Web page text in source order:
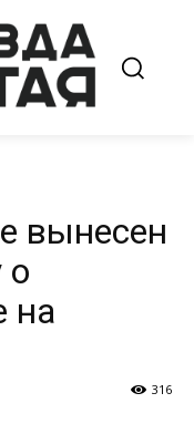
вынесен
о
на
316